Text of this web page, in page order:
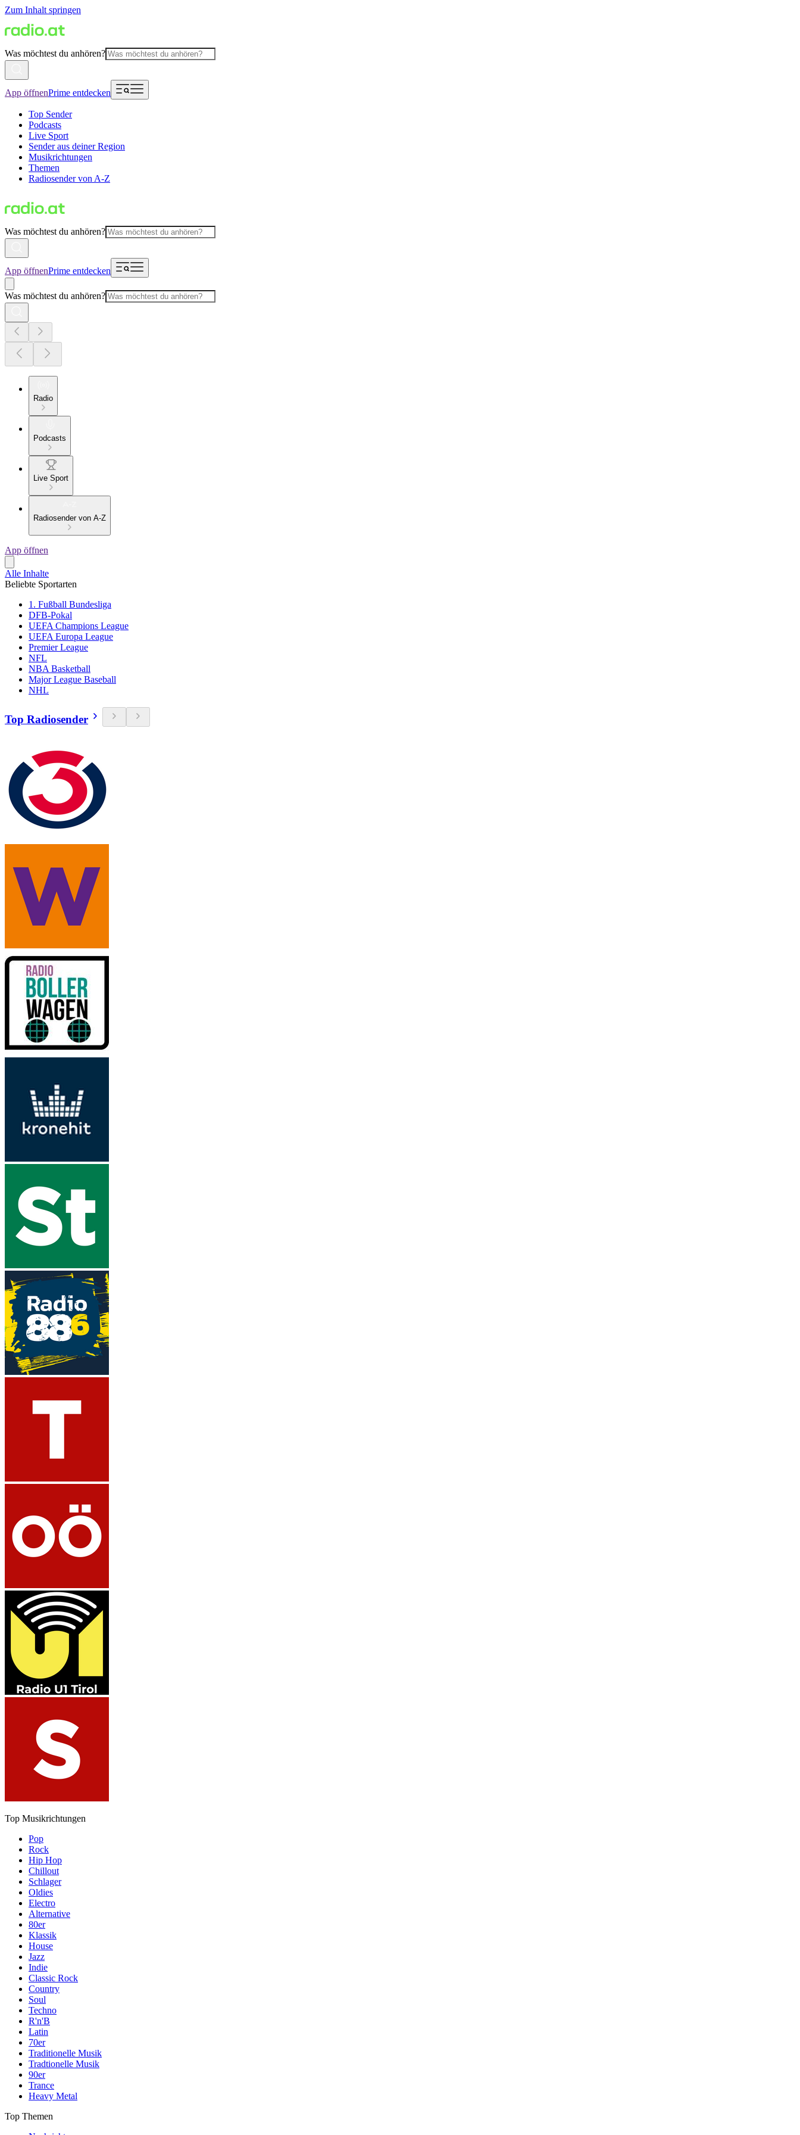
Zum Inhalt springen
Was möchtest du anhören?
App öffnenPrime entdecken
Top Sender
Podcasts
Live Sport
Sender aus deiner Region
Musikrichtungen
Themen
Radiosender von A-Z
Was möchtest du anhören?
App öffnenPrime entdecken
Was möchtest du anhören?
Radio
Podcasts
Live Sport
Radiosender von A-Z
App öffnen
Alle Inhalte
Beliebte Sportarten
1. Fußball Bundesliga
DFB-Pokal
UEFA Champions League
UEFA Europa League
Premier League
NFL
NBA Basketball
Major League Baseball
NHL
Top Radiosender
Top Musikrichtungen
Pop
Rock
Hip Hop
Chillout
Schlager
Oldies
Electro
Alternative
80er
Klassik
House
Jazz
Indie
Classic Rock
Country
Soul
Techno
R'n'B
Latin
70er
Traditionelle Musik
Tradtionelle Musik
90er
Trance
Heavy Metal
Top Themen